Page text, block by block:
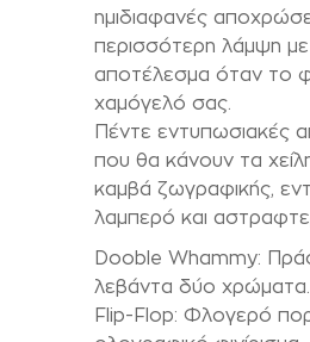
ημιδιαφανές
περισσότερη λάμψη
αποτέλεσμα όταν το
χαμόγελό σας.
Πέντε εντυπωσιακές
που θα κάνουν τα
καμβά ζωγραφικής,
λαμπερό και
Dooble Whammy:
λεβάντα δύο χρώματα.
Flip-Flop: Φλογερό